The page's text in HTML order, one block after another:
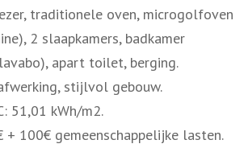
traditionele oven, microgolfoven
2 slaapkamers, badkamer
apart toilet, berging.
stijlvol gebouw.
51,01 kWh/m2.
+ 100€ gemeenschappelijke lasten.